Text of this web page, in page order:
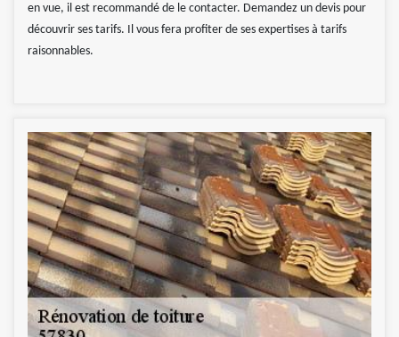
en vue, il est recommandé de le contacter. Demandez un devis pour
découvrir ses tarifs. Il vous fera profiter de ses expertises à tarifs
raisonnables.